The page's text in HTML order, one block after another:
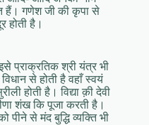
हैं। गणेश जी की कृपा से
होती है।
प्राक्रतिक श्री यंत्र भी
से होती है वहाँ स्वयं
होती है। विद्या क़ी देवी
शंख कि पूजा करती है।
से मंद बुद्धि व्‍यक्ति भी